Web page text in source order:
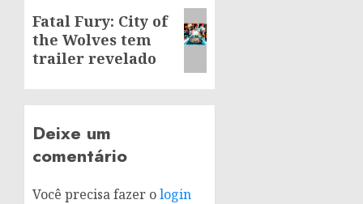
Next
post:
Fatal Fury: City of
the Wolves tem
trailer revelado
Deixe um
comentário
Você precisa fazer ologin